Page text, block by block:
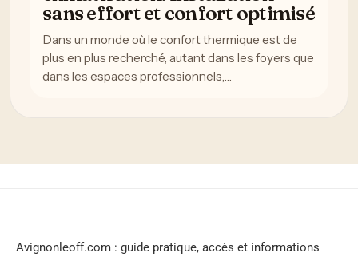
sans effort et confort optimisé
Dans un monde où le confort thermique est de
plus en plus recherché, autant dans les foyers que
dans les espaces professionnels,…
Avignonleoff.com : guide pratique, accès et informations